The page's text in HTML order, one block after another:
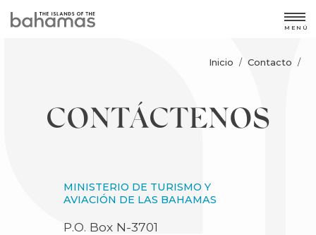
MENÚ
Inicio / Contacto /
CONTÁCTENOS
MINISTERIO DE TURISMO Y
AVIACIÓN DE LAS BAHAMAS
P.O. Box N-3701